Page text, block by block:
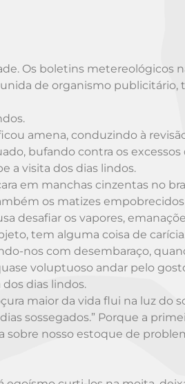
Os boletins metereológicos
de organismo publicitário,
amena, conduzindo à
bufando contra os excessos
a visita dos dias lindos.
em manchas cinzentas no
os matizes
desafiar os vapores,
tem alguma coisa de carícia.
nos com desembaraço,
voluptuoso andar pelo
dias lindos.
maior da vida flui na luz do
sossegados.” Porque a
sobre nosso estoque de